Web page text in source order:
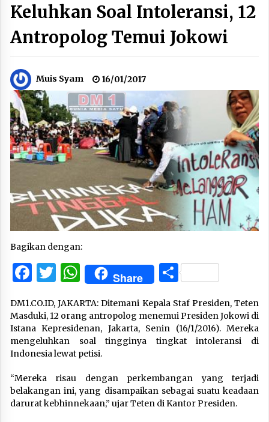
Keluhkan Soal Intoleransi, 12
Antropolog Temui Jokowi
Muis Syam 16/01/2017
Bagikan dengan:
Facebook
Twitter
WhatsApp
Share Share
DM1.CO.ID, JAKARTA: Ditemani Kepala Staf Presiden, Teten
Masduki, 12 orang antropolog menemui Presiden Jokowi di
Istana Kepresidenan, Jakarta, Senin (16/1/2016). Mereka
mengeluhkan soal tingginya tingkat intoleransi di
Indonesia lewat petisi.
“Mereka risau dengan perkembangan yang terjadi
belakangan ini, yang disampaikan sebagai suatu keadaan
darurat kebhinnekaan,” ujar Teten di Kantor Presiden.